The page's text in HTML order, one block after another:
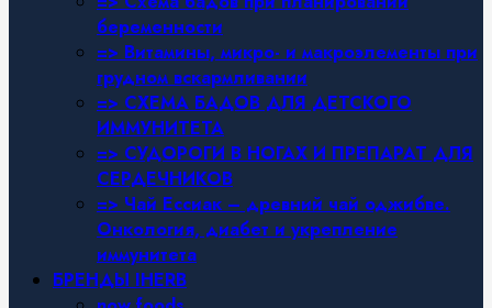
беременности
=> Витамины, микро- и макроэлементы при
грудном вскармливании
=> СХЕМА БАДОВ ДЛЯ ДЕТСКОГО
ИММУНИТЕТА
=> СУДОРОГИ В НОГАХ И ПРЕПАРАТ ДЛЯ
СЕРДЕЧНИКОВ
=> Чай Ессиак – древний чай оджибве.
Онкология, диабет и укрепление
иммунитета
БРЕНДЫ IHERB